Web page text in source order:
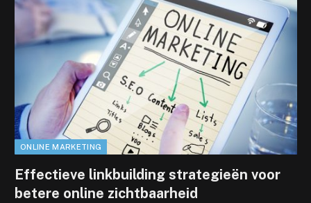
ONLINE MARKETING
Effectieve linkbuilding strategieën voor
betere online zichtbaarheid